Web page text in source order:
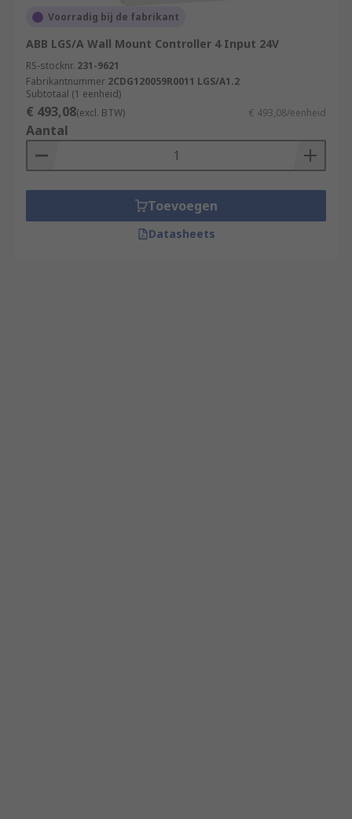
Voorradig bij de fabrikant
ABB LGS/A Wall Mount Controller 4 Input 24V
RS-stocknr. 231-9621
Fabrikantnummer 2CDG120059R0011 LGS/A1.2
Subtotaal (1 eenheid)
€ 493,08(excl. BTW) € 493,08/eenheid
Aantal
Toevoegen
Datasheets